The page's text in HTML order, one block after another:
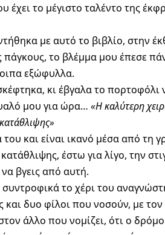
έχει το μέγιστο ταλέντο της
με αυτό το βιβλίο, στην
το βλέμμα μου έπεσε
εξώφυλλα.
κι έβγαλα το
μου για ώρα… «Η καλύτερη
του και είναι ικανό μέσα από τη
έστω για λίγο, την
βγεις από αυτή.
το χέρι του
και δυο φίλοι που νοσούν, με τον
άλλο που νομίζει, ότι ο